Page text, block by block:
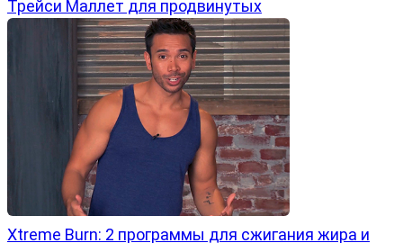
Трейси Маллет для продвинутых
Xtreme Burn: 2 программы для сжигания жира и